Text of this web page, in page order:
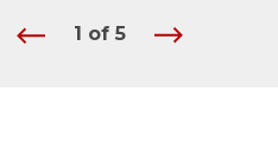
1 of 5